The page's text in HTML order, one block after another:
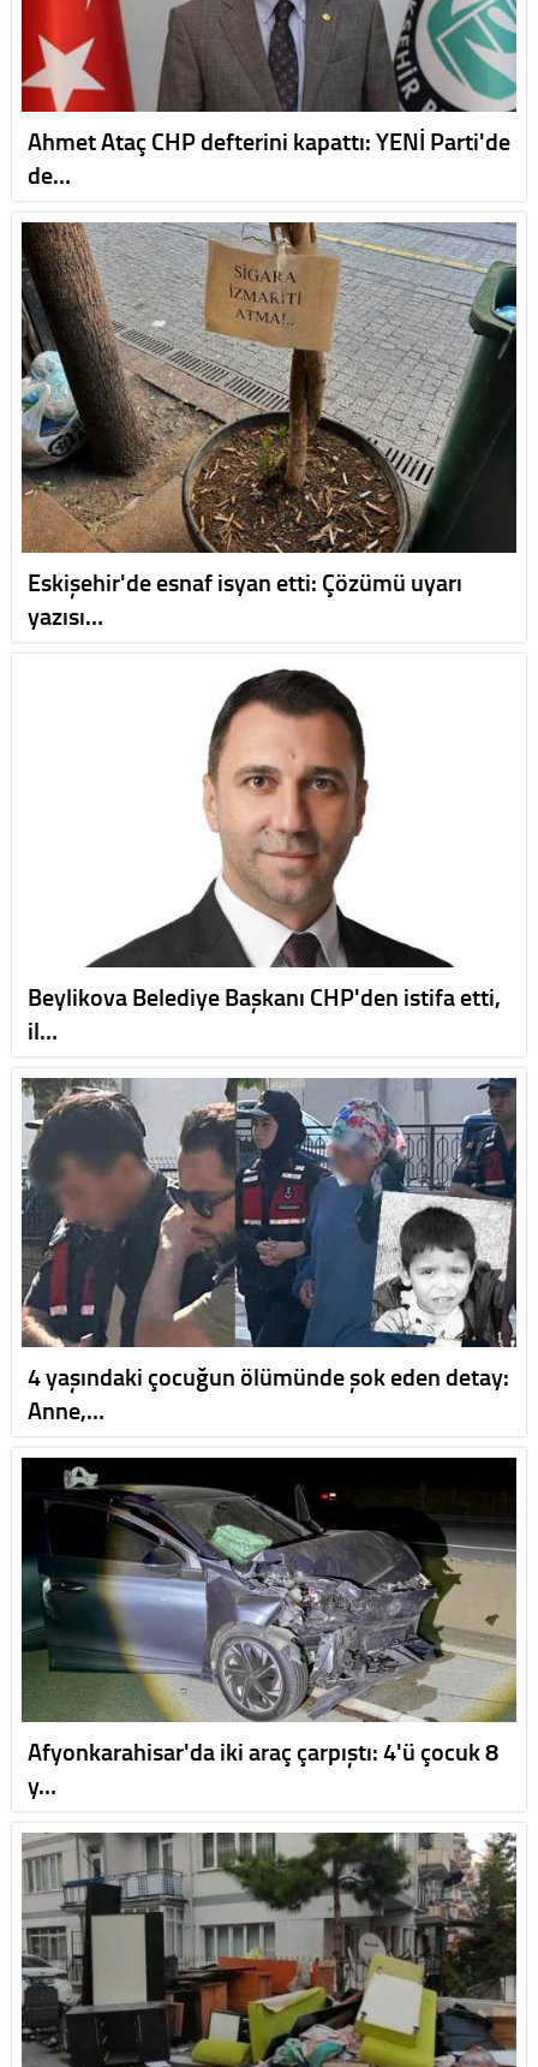
Ahmet Ataç CHP defterini kapattı: YENİ Parti'de
de…
Eskişehir'de esnaf isyan etti: Çözümü uyarı
yazısı…
Beylikova Belediye Başkanı CHP'den istifa etti,
il…
4 yaşındaki çocuğun ölümünde şok eden detay:
Anne,…
Afyonkarahisar'da iki araç çarpıştı: 4'ü çocuk 8
y…